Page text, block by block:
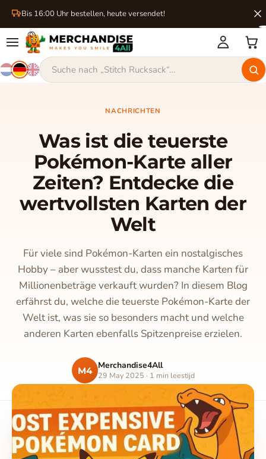
Bis 16:00 Uhr bestellen, heute versendet!
NACHRICHTEN
Was ist die teuerste
Pokémon-Karte aller
Zeiten? Entdecke die
wertvollsten Karten der
Welt
Für viele sind Pokémon-Karten ein nostalgisches
Hobby – aber wusstest du, dass manche Karten für
Millionenbeträge verkauft wurden? In diesem Blog
erfährst du, welche die teuerste Pokémon-Karte der
Welt ist, was sie so besonders macht und welche
anderen Karten ebenfalls Spitzenpreise erzielen.
M4 Merchandise4All
29 May 2025 · 1 min leestijd